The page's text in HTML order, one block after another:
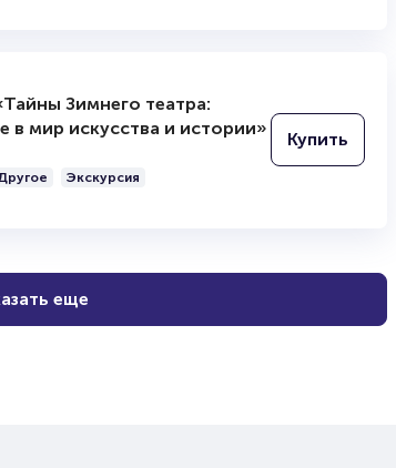
Зимнего театра:
в мир искусства и истории»
Экскурсия
Купить
еще